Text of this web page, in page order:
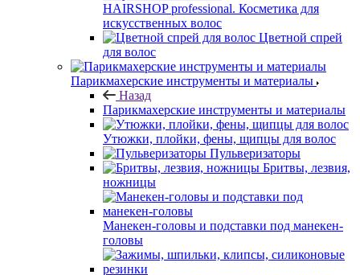
HAIRSHOP professional. Косметика для
искусственных волос
Цветной спрей
для волос
Парикмахерские инструменты и материалы
Назад
Парикмахерские инструменты и материалы
Утюжки, плойки, фены, щипцы для волос
Пульверизаторы
Бритвы, лезвия,
ножницы
Манекен-головы и подставки под манекен-
головы